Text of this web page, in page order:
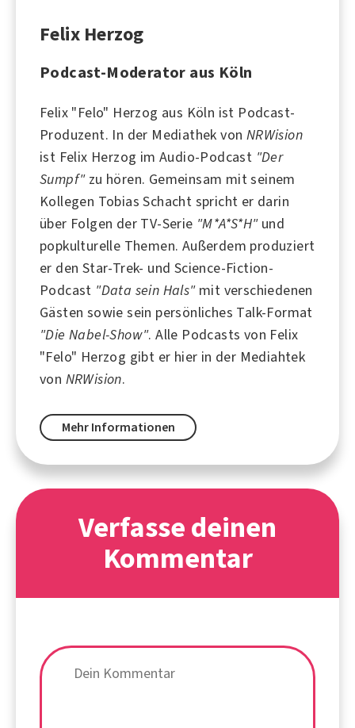
Felix Herzog
Podcast-Moderator aus Köln
Felix "Felo" Herzog aus Köln ist Podcast-
Produzent. In der Mediathek von NRWision
ist Felix Herzog im Audio-Podcast "Der
Sumpf"zu hören. Gemeinsam mit seinem
Kollegen Tobias Schacht spricht er darin
über Folgen der TV-Serie "M*A*S*H" und
popkulturelle Themen. Außerdem produziert
er den Star-Trek- und Science-Fiction-
Podcast "Data sein Hals"mit verschiedenen
Gästen sowie sein persönliches Talk-Format
"Die Nabel-Show". Alle Podcasts von Felix
"Felo" Herzog gibt er hier in der Mediahtek
von NRWision.
Mehr Informationen
Verfasse deinen
Kommentar